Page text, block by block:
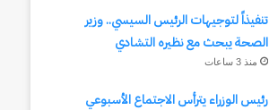
تنفيذاً لتوجيهات الرئيس السيسي.. وزير
الصحة يبحث مع نظيره التشادي
منذ 3 ساعات
رئيس الوزراء يترأس الاجتماع الأسبوعي